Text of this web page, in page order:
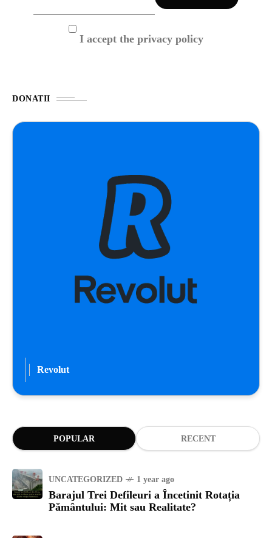
I accept the privacy policy
DONATII
Revolut
POPULAR RECENT
UNCATEGORIZED 1 year ago
Barajul Trei Defileuri a Încetinit Rotația
Pământului: Mit sau Realitate?